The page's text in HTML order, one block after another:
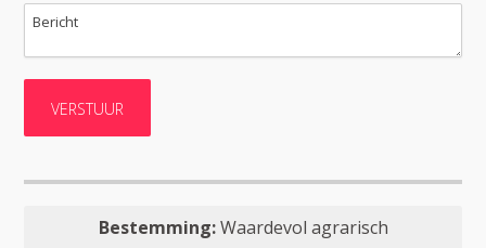
Bestemming:Waardevol agrarisch